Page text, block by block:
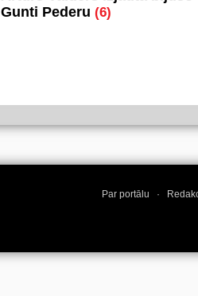
Gunti Pederu (6)
Par portālu ·